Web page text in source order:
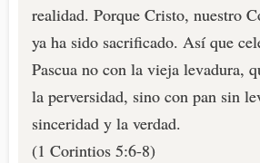
realidad. Porque Cristo, nuestro
ya ha sido sacrificado. Así que
Pascua no con la vieja levadura,
la perversidad, sino con pan sin
sinceridad y la verdad.
(1 Corintios 5:6-8)